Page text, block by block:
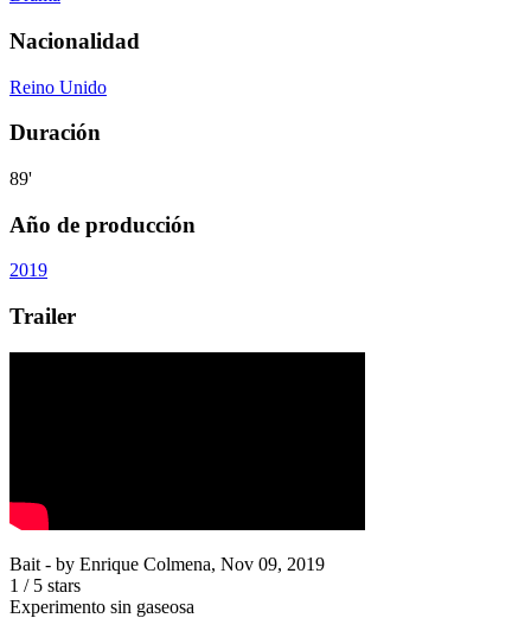
Nacionalidad
Reino Unido
Duración
89'
Año de producción
2019
Trailer
Bait - by Enrique Colmena, Nov 09, 2019
1 / 5 stars
Experimento sin gaseosa